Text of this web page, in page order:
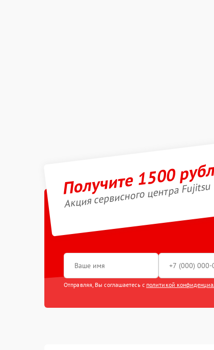
Получите 1500
Акция сервисного центра Fujitsu
Отправляя, Вы соглашаетесь с политикой